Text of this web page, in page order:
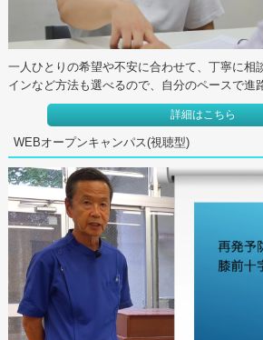
一人ひとりの希望や不安に合わせて、丁寧に相
インなど方法も選べるので、自分のペースで進
詳細はこちら
WEBオープンキャンパス(視聴型)